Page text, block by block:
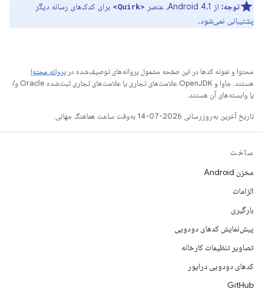
توجه: از Android 4.1، عنصر <Quirk>
برای کدک‌های رسانه دیگر
پشتیبانی نمی‌شود.
محتوا و نمونه کدها در این صفحه مشمول پروانه‌های توصیف‌شده در پروانه محتوا
هستند. جاوا و OpenJDK علامت‌های تجاری یا علامت‌های تجاری ثبت‌شده Oracle و/
یا وابسته‌های آن هستند.
تاریخ آخرین به‌روزرسانی 2026-07-14 به‌وقت ساعت هماهنگ جهانی.
ساخت
مخزن Android
الزامات
بارگیری
پیش‌نمایش کدهای دودویی
تصاویر تنظیمات کارخانه
کدهای دودویی درایور
GitHub